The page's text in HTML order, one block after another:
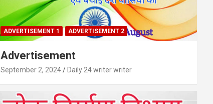
ADVERTISEMENT 1 ADVERTISEMENT 2
Advertisement
September 2, 2024 Daily 24 writer writer